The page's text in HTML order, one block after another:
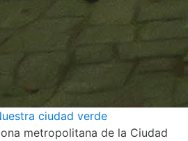
ciudad verde
metropolitana de la Ciudad